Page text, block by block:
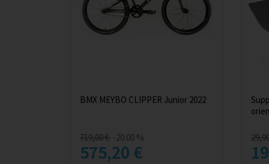
BMX MEYBO CLIPPER Junior 2022
719,00 € -20.00 %
575,20 €